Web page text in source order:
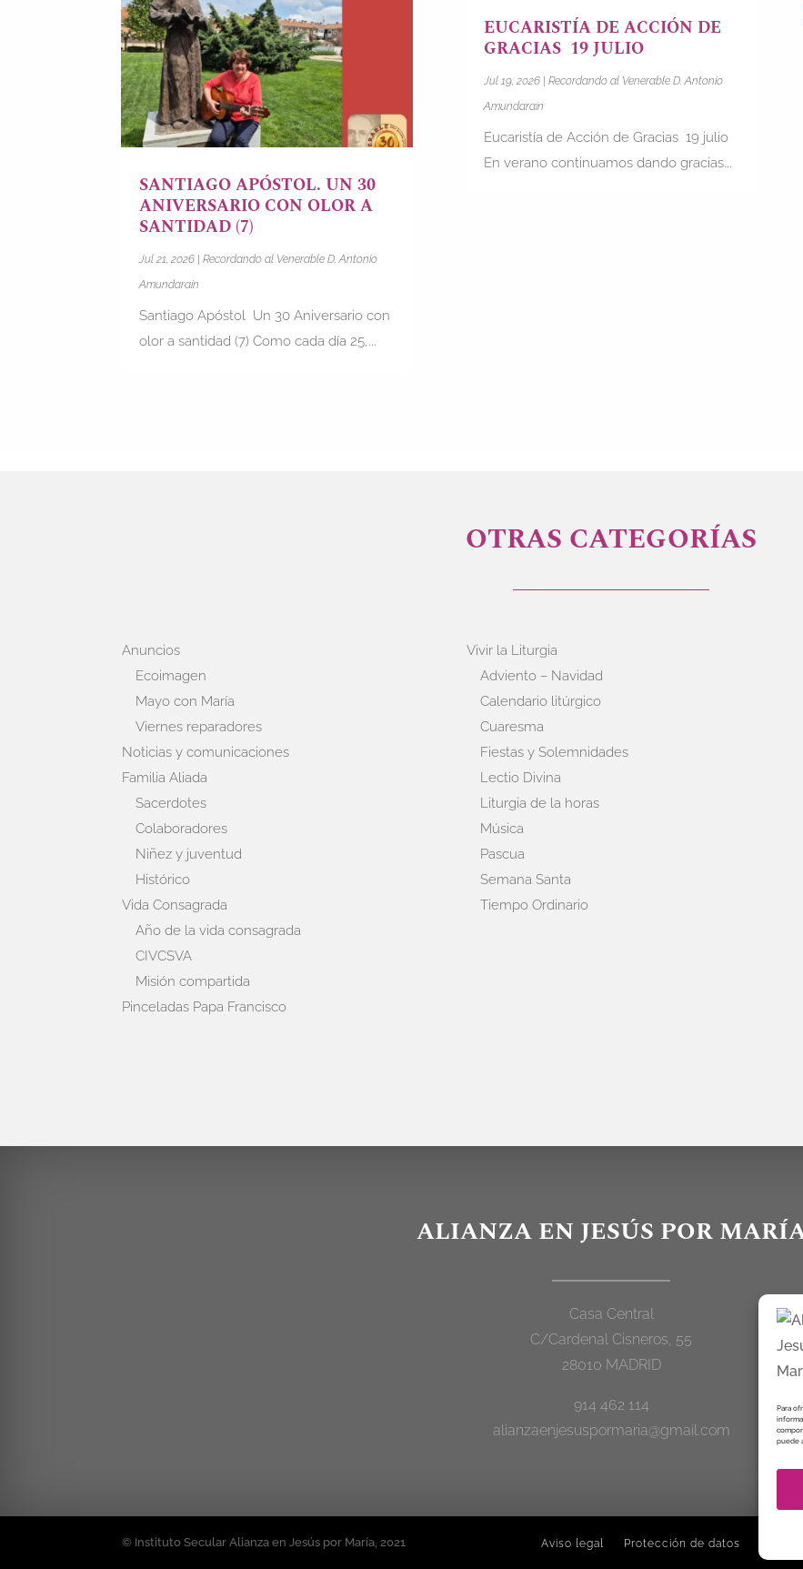
Para
puede
SANTIAGO APÓSTOL. UN 30
ANIVERSARIO CON OLOR A
SANTIDAD (7)
Jul 21, 2026 |Recordando al Venerable D. Antonio
Amundarain
Santiago Apóstol Un 30 Aniversario con
olor a santidad (7) Como cada día 25,...
EUCARISTÍA DE ACCIÓN DE
GRACIAS 19 JULIO
Jul 19, 2026| Recordando al Venerable D. Antonio
Amundarain
Eucaristía de Acción de Gracias 19 julio
En verano continuamos dando gracias...
OTRAS CATEGORÍAS
Anuncios
Ecoimagen
Mayo con María
Viernes reparadores
Noticias y comunicaciones
Familia Aliada
Sacerdotes
Colaboradores
Niñez y juventud
Histórico
Vida Consagrada
Año de la vida consagrada
CIVCSVA
Misión compartida
Pinceladas Papa Francisco
Vivir la Liturgia
Adviento – Navidad
Calendario litúrgico
Cuaresma
Fiestas y Solemnidades
Lectio Divina
Liturgia de la horas
Música
Pascua
Semana Santa
Tiempo Ordinario
ALIANZA EN JESÚS POR
Casa Central
C/Cardenal Cisneros, 55
28010 MADRID
914 462 114
alianzaenjesuspormaria@gmail.com
© Instituto Secular Alianza en Jesús por María, 2021 Aviso legal Protección de datos